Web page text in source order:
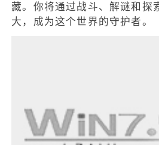
藏。你将通过战斗、解谜和探
大，成为这个世界的守护者。